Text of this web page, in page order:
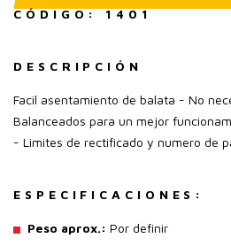
CÓDIGO: 1401
DESCRIPCIÓN
Facil asentamiento de balata - No
Balanceados para un mejor
- Limites de rectificado y numero de
ESPECIFICACIONES:
Peso aprox.: Por definir